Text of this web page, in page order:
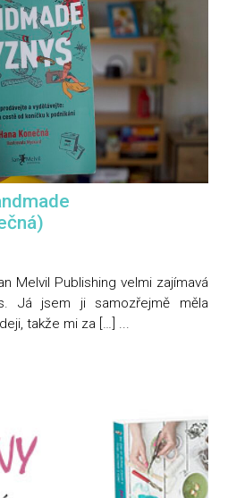
Melvil Publishing velmi zajímavá
Já jsem ji samozřejmě měla
takže mi za […] ...